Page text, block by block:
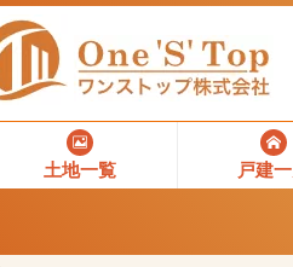
土地一覧 戸建